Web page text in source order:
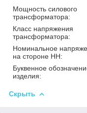
Мощность силового
трансформатора:
Класс напряжения
трансформатора:
Номинальное
на стороне НН:
Буквенное
изделия:
Скрыть